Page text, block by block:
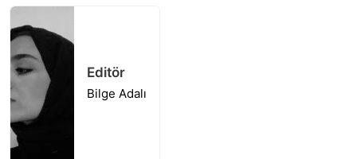
Editör
Bilge Adalı